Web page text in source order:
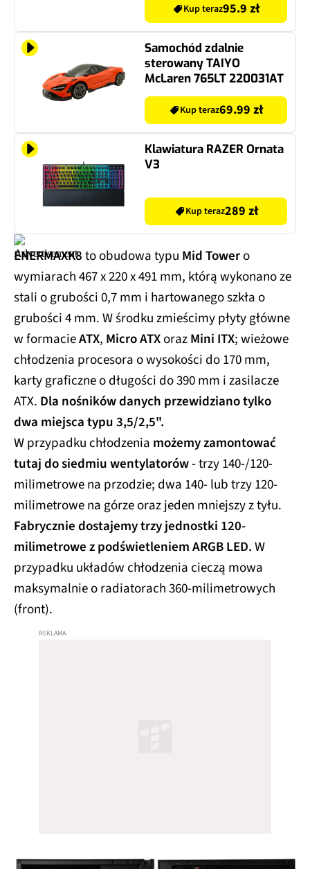
Kup teraz95.9 zł
Samochód zdalnie
sterowany TAIYO
McLaren 765LT 220031AT
Kup teraz69.99 zł
Klawiatura RAZER Ornata
V3
Kup teraz289 zł
ENERMAXK8to obudowa typu Mid Towero
wymiarach 467 x 220 x 491 mm, którą wykonano ze
stali o grubości 0,7 mm i hartowanego szkła o
grubości 4 mm. W środku zmieścimy płyty główne
w formacieATX, Micro ATXorazMini ITX; wieżowe
chłodzenia procesora o wysokości do 170 mm,
karty graficzne o długości do 390 mm i zasilacze
ATX. Dla nośników danych przewidziano tylko
dwa miejsca typu 3,5/2,5".
W przypadku chłodzenia możemy zamontować
tutaj do siedmiu wentylatorów- trzy 140-/120-
milimetrowe na przodzie; dwa 140- lub trzy 120-
milimetrowe na górze oraz jeden mniejszy z tyłu.
Fabrycznie dostajemy trzy jednostki 120-
milimetrowe z podświetleniem ARGB LED.W
przypadku układów chłodzenia cieczą mowa
maksymalnie o radiatorach 360-milimetrowych
(front).